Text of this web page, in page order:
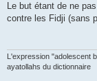
Le but étant de ne
contre les Fidji (sans
L'expression "adolescent
ayatollahs du dictionnaire